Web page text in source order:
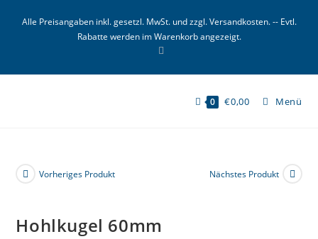
InhaltAlle Preisangaben inkl. gesetzl. MwSt. und zzgl. Versandkosten. -- Evtl.
Rabatte werden im Warenkorb angezeigt.
0 €0,00 Menü
Vorheriges Produkt Nächstes Produkt
Hohlkugel 60mm